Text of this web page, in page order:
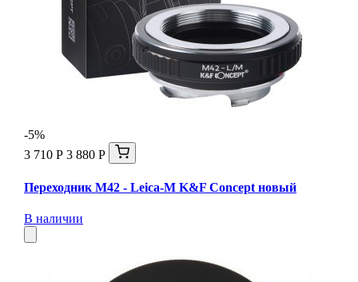
-5%
3 710 Р 3 880 Р
Переходник M42 - Leica-M K&F Concept новый
В наличии